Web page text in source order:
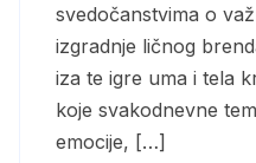
svedočanstvima o
izgradnje ličnog
iza te igre uma i tela
koje svakodnevne
emocije, […]